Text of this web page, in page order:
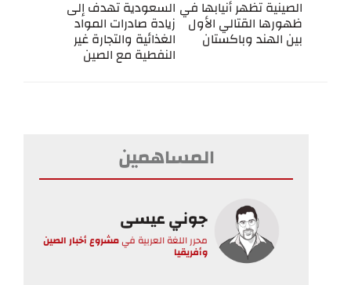
الصينية تظهر أنيابها في
ظهورها القتالي الأول
بين الهند وباكستان
السعودية تهدف إلى
زيادة صادرات المواد
الغذائية والتجارة غير
النفطية مع الصين
المساهمين
جوني عيسى
محرر اللغة العربية فيمشروع أخبار الصين
وأفريقيا